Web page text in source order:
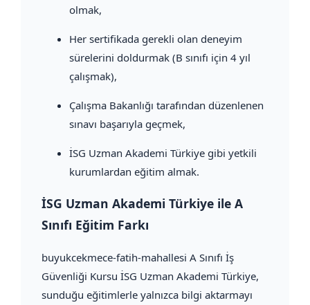
olmak,
Her sertifikada gerekli olan deneyim
sürelerini doldurmak (B sınıfı için 4 yıl
çalışmak),
Çalışma Bakanlığı tarafından düzenlenen
sınavı başarıyla geçmek,
İSG Uzman Akademi Türkiye gibi yetkili
kurumlardan eğitim almak.
İSG Uzman Akademi Türkiye ile A
Sınıfı Eğitim Farkı
buyukcekmece-fatih-mahallesi A Sınıfı İş
Güvenliği Kursu İSG Uzman Akademi Türkiye,
sunduğu eğitimlerle yalnızca bilgi aktarmayı